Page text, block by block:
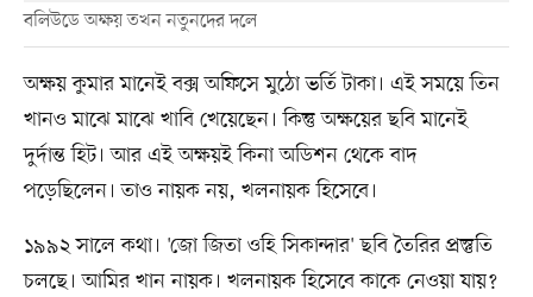
বলিউডে অক্ষয় তখন নতুনদের দলে
অক্ষয় কুমার মানেই বক্স অফিসে মুঠো ভর্তি টাকা। এই সময়ে তিন
খানও মাঝে মাঝে খাবি খেয়েছেন। কিন্তু অক্ষয়ের ছবি মানেই
দুর্দান্ত হিট। আর এই অক্ষয়ই কিনা অডিশন থেকে বাদ
পড়েছিলেন। তাও নায়ক নয়, খলনায়ক হিসেবে।
১৯৯২ সালে কথা। 'জো জিতা ওহি সিকান্দার' ছবি তৈরির প্রস্তুতি
চলছে। আমির খান নায়ক। খলনায়ক হিসেবে কাকে নেওয়া যায়?